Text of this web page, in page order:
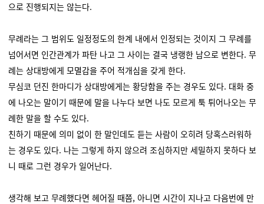
으로 진행되지는 않는다.
무례라는 그 범위도 일정정도의 한계 내에서 인정되는 것이지 그 무례를
넘어서면 인간관계가 파탄 나고 그 사이는 결국 냉랭한 남으로 변한다. 무
례는 상대방에게 모멸감을 주어 적개심을 갖게 한다.
무심코 던진 한마디가 상대방에게는 황당함을 주는 경우도 있다. 대화 중
에 나오는 말이기 때문에 말을 나누다 보면 나도 모르게 툭 튀어나오는 무
례한 말을 할 수도 있다.
친하기 때문에 의미 없이 한 말인데도 듣는 사람이 오히려 당혹스러워하
는 경우도 있다. 나는 그렇게 하지 않으려 조심하지만 세밀하지 못하다 보
니 때로 그런 경우가 일어난다.
생각해 보고 무례했다면 헤어질 때쯤, 아니면 시간이 지나고 다음번에 만